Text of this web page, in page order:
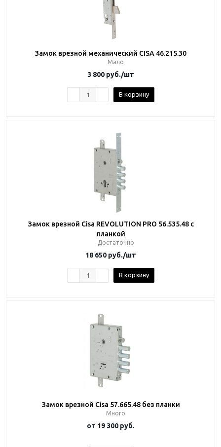
Замок врезной механический CISA 46.215.30
Мало
3 800 руб./шт
В корзину
Замок врезной Cisa REVOLUTION PRO 56.535.48 с
планкой
Достаточно
18 650 руб./шт
В корзину
Замок врезной Cisa 57.665.48 без планки
Много
от 19 300 руб.